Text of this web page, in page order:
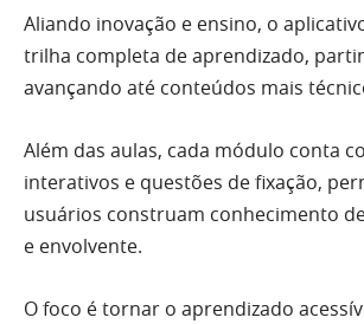
Aliando inovação e ensino, o
trilha completa de aprendizado,
avançando até conteúdos mais
Além das aulas, cada módulo conta
interativos e questões de fixação,
usuários construam conhecimento
e envolvente.
O foco é tornar o aprendizado